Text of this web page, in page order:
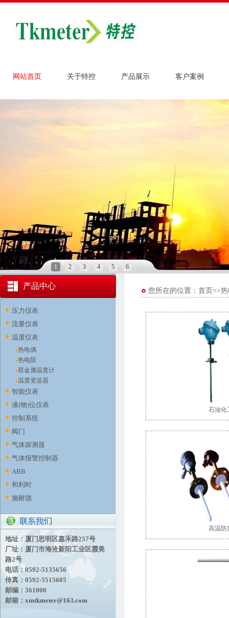
网站首页 关于特控 产品展示 客户案例
1 2 3 4 5 6
产品中心
压力仪表
流量仪表
温度仪表
热电偶
热电阻
双金属温度计
温度变送器
智能仪表
液(物)位仪表
控制系统
阀门
气体探测器
气体报警控制器
ABB
和利时
施耐德
地址：厦门思明区嘉禾路257号
厂址：厦门市海沧新阳工业区霞美
路2号
电话：0592-5135656
传真：0592-5515605
邮编：361000
邮箱： xmtkmeter@163.com
您所在的位置：首页=>
石油化
高温防